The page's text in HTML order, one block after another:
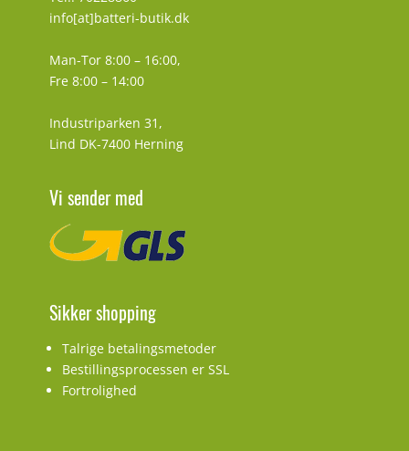
info[at]batteri-butik.dk
Man-Tor 8:00 – 16:00,
Fre 8:00 – 14:00
Industriparken 31,
Lind DK-7400 Herning
Vi sender med
Sikker shopping
Talrige betalingsmetoder
Bestillingsprocessen er SSL
Fortrolighed